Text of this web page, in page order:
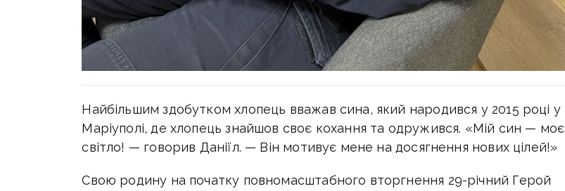
Найбільшим здобутком хлопець вважав сина, який народився у 2015 році у
Маріуполі, де хлопець знайшов своє кохання та одружився. «Мій син — моє
світло! — говорив Даніїл. — Він мотивує мене на досягнення нових цілей!»
Свою родину на початку повномасштабного вторгнення 29-річний Герой